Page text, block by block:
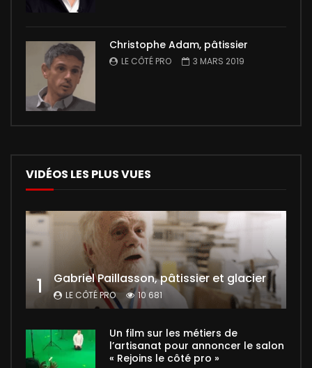
Christophe Adam, pâtissier
LE CÔTÉ PRO 3 MARS 2019
VIDÉOS LES PLUS VUES
1 Gabriel Paillasson, pâtissier et glacier
LE CÔTÉ PRO 10 681
Un film sur les métiers de
l’artisanat pour annoncer le salon
« Rejoins le côté pro »